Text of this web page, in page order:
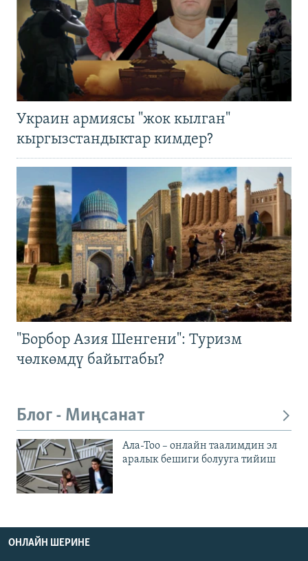
Украин армиясы "жок кылган"
кыргызстандыктар кимдер?
"Борбор Азия Шенгени": Туризм
чөлкөмдү байытабы?
Блог - Миңсанат
Ала-Тоо – онлайн таалимдин эл
аралык бешиги болууга тийиш
ОНЛАЙН ШЕРИНЕ